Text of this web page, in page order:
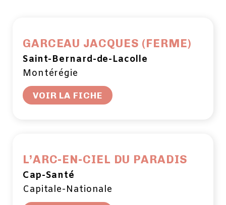
GARCEAU JACQUES (FERME)
Saint-Bernard-de-Lacolle
Montérégie
VOIR LA FICHE
L’ARC-EN-CIEL DU PARADIS
Cap-Santé
Capitale-Nationale